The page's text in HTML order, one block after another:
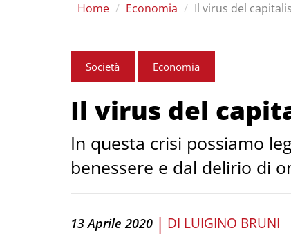
Home Economia Il virus del
Società Economia
Il virus del
​In questa crisi possiamo
benessere e dal delirio di
13 Aprile 2020 | DI LUIGINO BRUNI